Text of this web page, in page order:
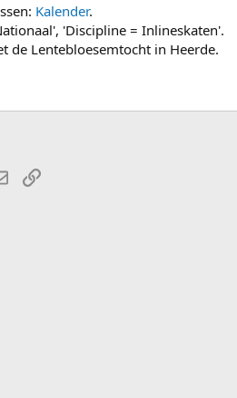
Kalender.
'Discipline = Inlineskaten'.
de Lentebloesemtocht in Heerde.
E-mailLink